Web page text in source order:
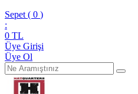
Sepet ( 0 )
:
0 TL
Üye Girişi
Üye Ol